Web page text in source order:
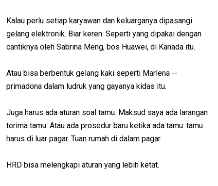
Kalau perlu setiap karyawan dan keluarganya dipasangi
gelang elektronik. Biar keren. Seperti yang dipakai dengan
cantiknya oleh Sabrina Meng, bos Huawei, di Kanada itu.
Atau bisa berbentuk gelang kaki seperti Marlena --
primadona dalam ludruk yang gayanya kidas itu.
Juga harus ada aturan soal tamu. Maksud saya ada larangan
terima tamu. Atau ada prosedur baru ketika ada tamu: tamu
harus di luar pagar. Tuan rumah di dalam pagar.
HRD bisa melengkapi aturan yang lebih ketat.